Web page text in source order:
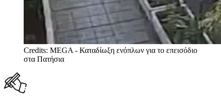
Credits: MEGA - Καταδίωξη ενόπλων για το επεισόδιο
στα Πατήσια